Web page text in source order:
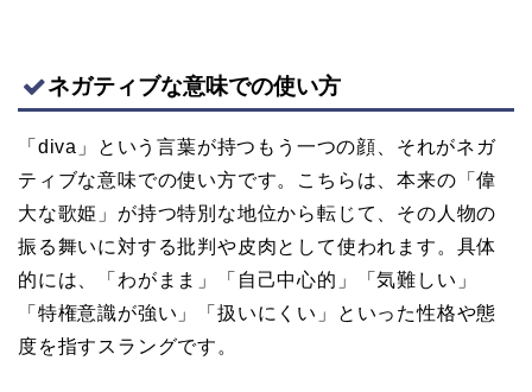
ネガティブな意味での使い方
「diva」という言葉が持つもう一つの顔、それがネガ
ティブな意味での使い方です。こちらは、本来の「偉
大な歌姫」が持つ特別な地位から転じて、その人物の
振る舞いに対する批判や皮肉として使われます。具体
的には、「わがまま」「自己中心的」「気難しい」
「特権意識が強い」「扱いにくい」といった性格や態
度を指すスラングです。